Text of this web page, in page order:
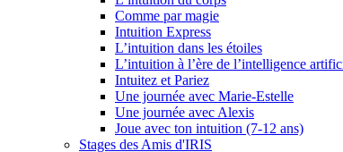
Comme par magie
Intuition Express
L’intuition dans les étoiles
L’intuition à l’ère de l’intelligence
Intuitez et Pariez
Une journée avec Marie-Estelle
Une journée avec Alexis
Joue avec ton intuition (7-12 ans)
Stages des Amis d'IRIS